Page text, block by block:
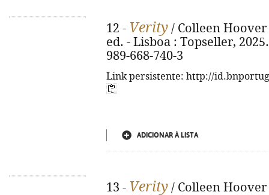
12 - Verity / Colleen Hoover
ed. - Lisboa : Topseller,
989-668-740-3
Link persistente: http://
ADICIONAR À LISTA
13 - Verity / Colleen Hoover